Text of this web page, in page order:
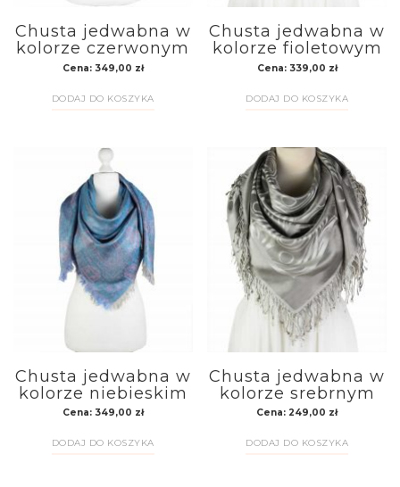
Chusta jedwabna w
kolorze czerwonym
Cena: 349,00 zł
DODAJ DO KOSZYKA
Chusta jedwabna w
kolorze fioletowym
Cena: 339,00 zł
DODAJ DO KOSZYKA
Chusta jedwabna w
kolorze niebieskim
Cena: 349,00 zł
DODAJ DO KOSZYKA
Chusta jedwabna w
kolorze srebrnym
Cena: 249,00 zł
DODAJ DO KOSZYKA